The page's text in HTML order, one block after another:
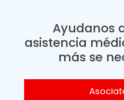
Ayudanos
asistencia
más se